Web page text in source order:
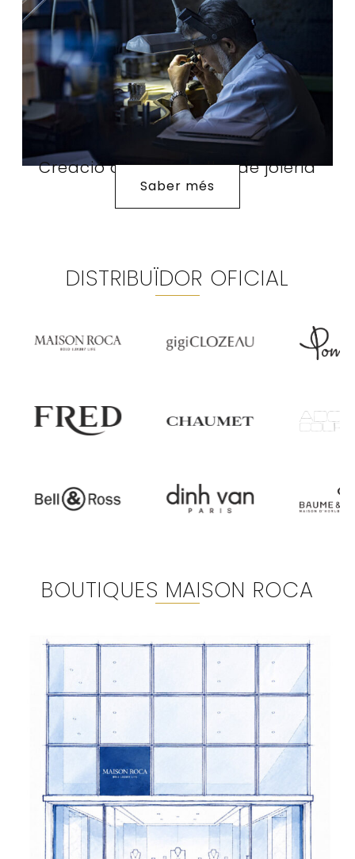
Creació de joies i taller de joieria
Saber més
DISTRIBUÏDOR OFICIAL
BOUTIQUES MAISON ROCA